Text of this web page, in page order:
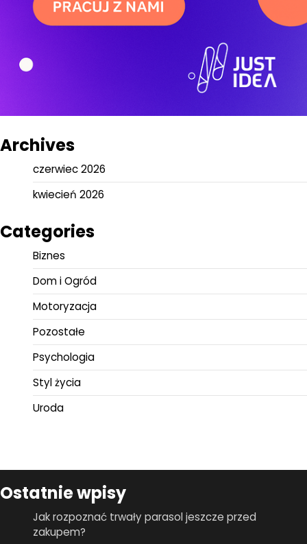
Archives
czerwiec 2026
kwiecień 2026
Categories
Biznes
Dom i Ogród
Motoryzacja
Pozostałe
Psychologia
Styl życia
Uroda
Ostatnie wpisy
Jak rozpoznać trwały parasol jeszcze przed
zakupem?